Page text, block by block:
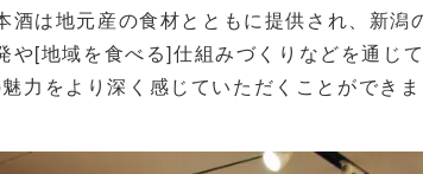
は地元産の食材とともに提供され、新潟
[地域を食べる]仕組みづくりなどを通じ
力をより深く感じていただくことができま